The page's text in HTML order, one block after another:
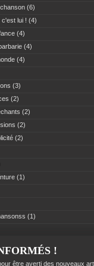
(6)
lui ! (4)
(4)
(4)
(4)
(3)
(2)
(2)
(2)
(2)
(1)
(1)
!
être averti des nouveaux